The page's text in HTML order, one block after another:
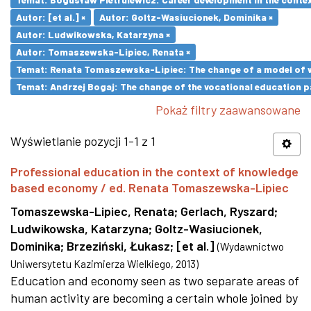
Autor: [et al.] ×
Autor: Goltz-Wasiucionek, Dominika ×
Autor: Ludwikowska, Katarzyna ×
Autor: Tomaszewska-Lipiec, Renata ×
Temat: Renata Tomaszewska-Lipiec: The change of a model
Temat: Andrzej Bogaj: The change of the vocational education
Pokaż filtry zaawansowane
Wyświetlanie pozycji 1-1 z 1
Professional education in the context of knowledge
based economy / ed. Renata Tomaszewska-Lipiec
Tomaszewska-Lipiec, Renata; Gerlach, Ryszard;
Ludwikowska, Katarzyna; Goltz-Wasiucionek,
Dominika; Brzeziński, Łukasz; [et al.] (Wydawnictwo
Uniwersytetu Kazimierza Wielkiego, 2013)
Education and economy seen as two separate areas of
human activity are becoming a certain whole joined by